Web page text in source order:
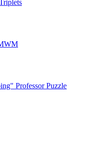
Professor Puzzle